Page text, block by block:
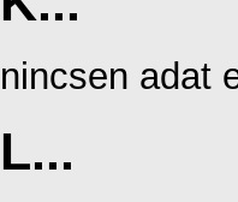
nincsen adat
L...